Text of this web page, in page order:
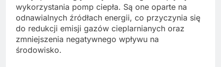
wykorzystania pomp ciepła. Są one oparte na
odnawialnych źródłach energii, co przyczynia się
do redukcji emisji gazów cieplarnianych oraz
zmniejszenia negatywnego wpływu na
środowisko.